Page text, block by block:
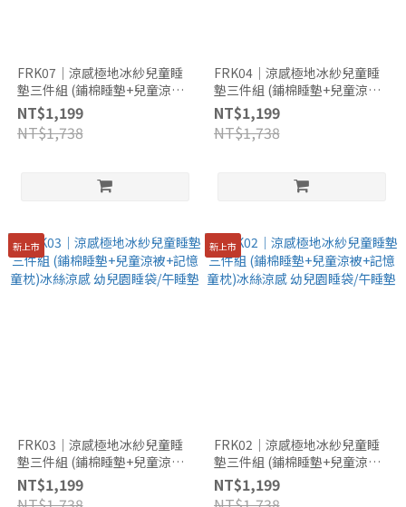
FRK07｜涼感極地冰紗兒童睡
墊三件組 (鋪棉睡墊+兒童涼被
+記憶童枕)冰絲涼感 幼兒園睡
袋/午睡墊
NT$1,199
NT$1,738
FRK04｜涼感極地冰紗兒童睡
墊三件組 (鋪棉睡墊+兒童涼被
+記憶童枕)冰絲涼感 幼兒園睡
袋/午睡墊
NT$1,199
NT$1,738
新上市
FRK03｜涼感極地冰紗兒童睡
墊三件組 (鋪棉睡墊+兒童涼被
+記憶童枕)冰絲涼感 幼兒園睡
袋/午睡墊
NT$1,199
新上市
FRK02｜涼感極地冰紗兒童睡
墊三件組 (鋪棉睡墊+兒童涼被
+記憶童枕)冰絲涼感 幼兒園睡
袋/午睡墊
NT$1,199